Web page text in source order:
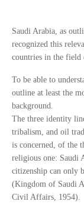
Saudi Arabia, as
recognized this
countries in the field
To be able to
outline at least the
background.
The three identity
tribalism, and oil
is concerned, of the
religious one: Saudi
citizenship can only
(Kingdom of Saudi
Civil Affairs, 1954).